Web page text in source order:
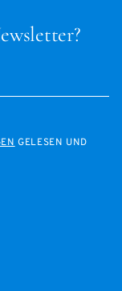
GELESEN UND